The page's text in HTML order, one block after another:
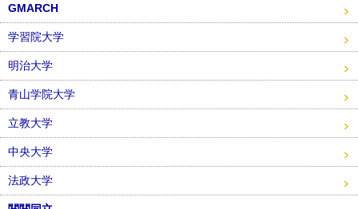
GMARCH
学習院大学
明治大学
青山学院大学
立教大学
中央大学
法政大学